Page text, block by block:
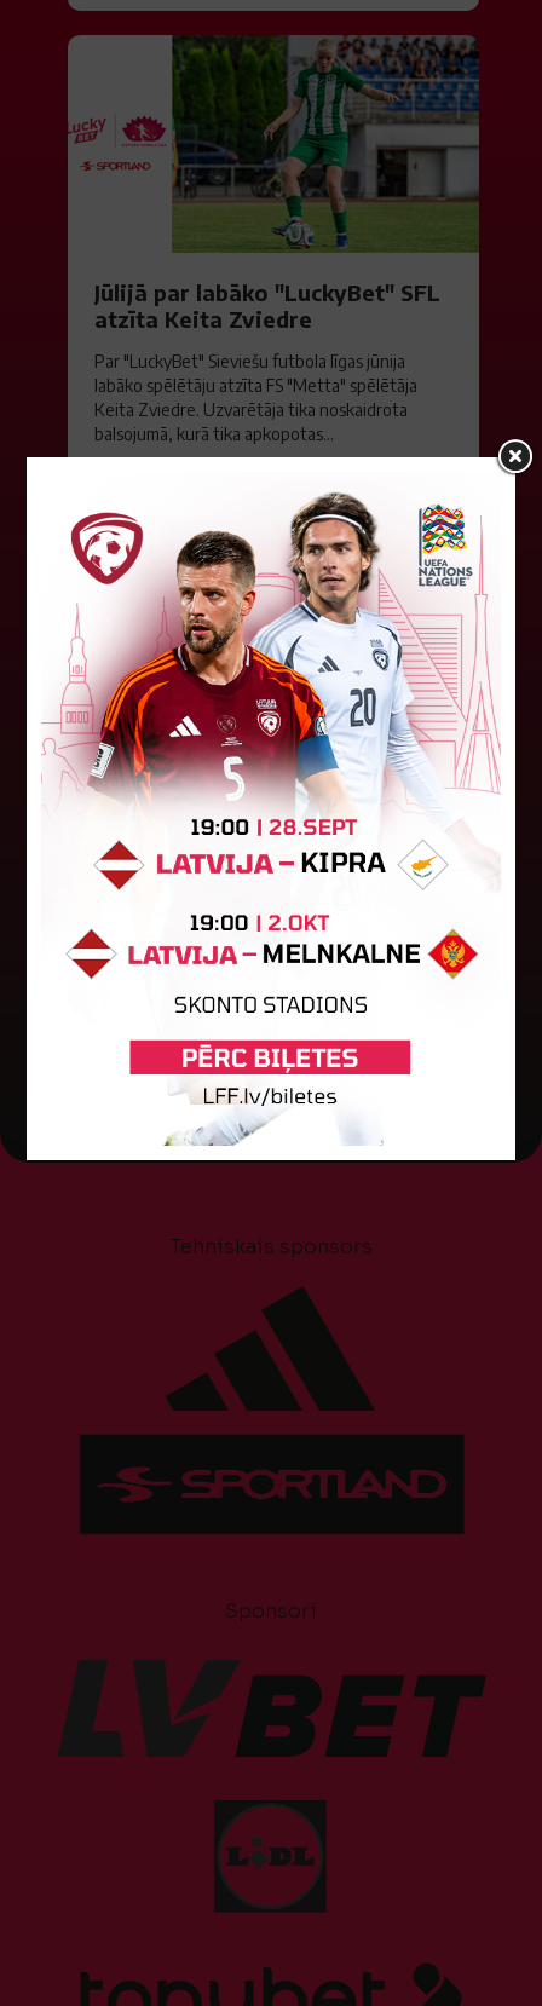
Jūlijā par labāko "LuckyBet" SFL
atzīta Keita Zviedre
Par "LuckyBet" Sieviešu futbola līgas jūnija
labāko spēlētāju atzīta FS "Metta" spēlētāja
Keita Zviedre. Uzvarētāja tika noskaidrota
balsojumā, kurā tika apkopotas...
06. augusts 2026.
"Riga FC Women" liek kārtīgi
pasvīst dānietēm
Latvijas čempions sieviešu futbolā "Riga FC
Women" trešdien aizvadīja UEFA Čempionu līgas
kvalifikācijas otrās kārtas pusfināla spēli Dānijā
pret "HB Køge". Cīņā pret...
Tehniskais sponsors
Sponsori